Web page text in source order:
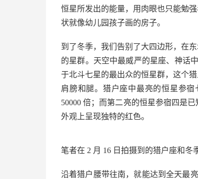
恒星所发出的能量，用肉眼也只能勉
状就像幼儿园孩子画的房子。
到了冬季，我们告别了大四边形，在
的星群。天空中最威严的星座、神话
于北斗七星的最出众的恒星群，这个
肩膀和腿。猎户座中最亮的恒星参
50000 倍；而第二亮的恒星参宿四是
外观上呈现独特的红色。
笔者在 2 月 16 日拍摄到的猎户座和冬
沿着猎户腰带往南，就能达到全天最